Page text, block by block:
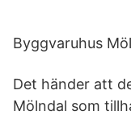
Byggvaruhus
Det händer att
Mölndal som